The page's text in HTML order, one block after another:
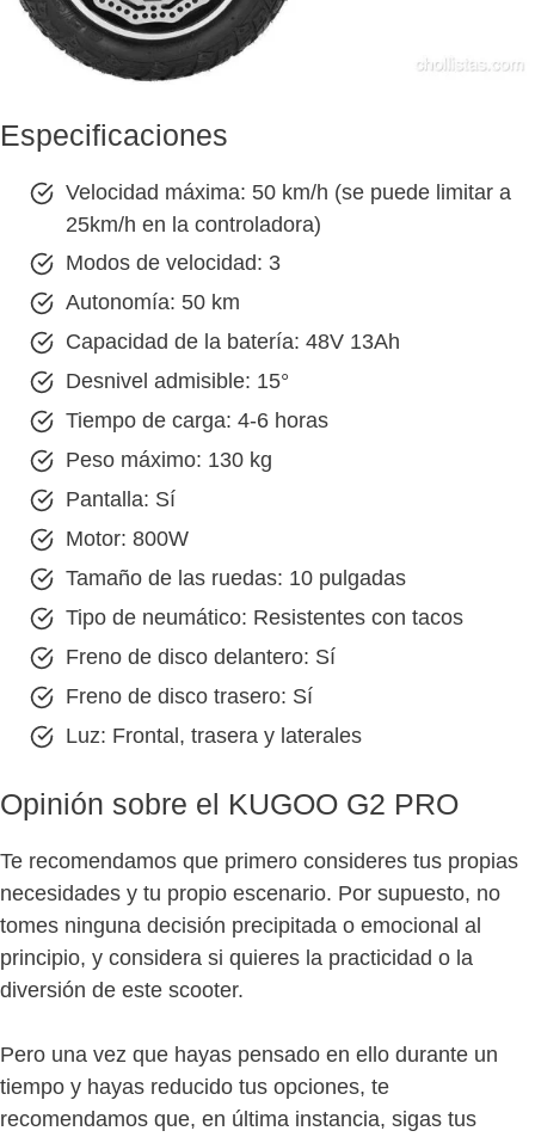
Especificaciones
Velocidad máxima: 50 km/h (se puede limitar a
25km/h en la controladora)
Modos de velocidad: 3
Autonomía: 50 km
Capacidad de la batería: 48V 13Ah
Desnivel admisible: 15°
Tiempo de carga: 4-6 horas
Peso máximo: 130 kg
Pantalla: Sí
Motor: 800W
Tamaño de las ruedas: 10 pulgadas
Tipo de neumático: Resistentes con tacos
Freno de disco delantero: Sí
Freno de disco trasero: Sí
Luz: Frontal, trasera y laterales
Opinión sobre el KUGOO G2 PRO
Te recomendamos que primero consideres tus propias
necesidades y tu propio escenario. Por supuesto, no
tomes ninguna decisión precipitada o emocional al
principio, y considera si quieres la practicidad o la
diversión de este scooter.
Pero una vez que hayas pensado en ello durante un
tiempo y hayas reducido tus opciones, te
recomendamos que, en última instancia, sigas tus